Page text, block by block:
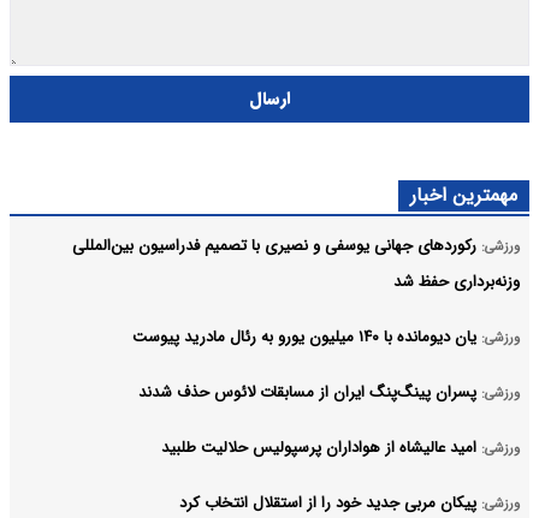
ارسال
مهمترین اخبار
ورزشی: رکوردهای جهانی یوسفی و نصیری با تصمیم فدراسیون بین‌المللی
وزنه‌برداری حفظ شد
ورزشی: یان دیومانده با ۱۴۰ میلیون یورو به رئال مادرید پیوست
ورزشی: پسران پینگ‌پنگ ایران از مسابقات لائوس حذف شدند
ورزشی: امید عالیشاه از هواداران پرسپولیس حلالیت طلبید
ورزشی: پیکان مربی جدید خود را از استقلال انتخاب کرد